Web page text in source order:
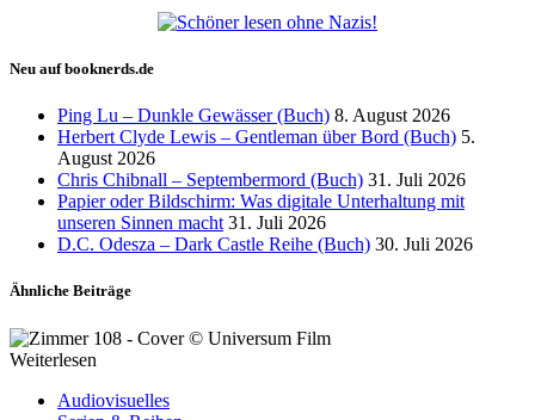
Neu auf booknerds.de
Ping Lu – Dunkle Gewässer (Buch) 8. August 2026
Herbert Clyde Lewis – Gentleman über Bord (Buch) 5.
August 2026
Chris Chibnall – Septembermord (Buch) 31. Juli 2026
Papier oder Bildschirm: Was digitale Unterhaltung mit
unseren Sinnen macht 31. Juli 2026
D.C. Odesza – Dark Castle Reihe (Buch) 30. Juli 2026
Ähnliche Beiträge
Weiterlesen
Audiovisuelles